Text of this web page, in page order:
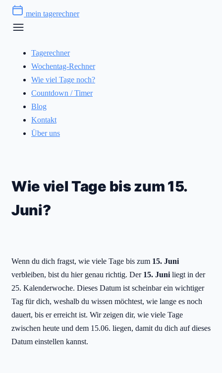
Zum
Inhalt
mein tagerechner
Tagerechner
Wochentag-Rechner
Wie viel Tage noch?
Countdown / Timer
Blog
Kontakt
Über uns
Wie viel Tage bis zum 15.
Juni?
Wenn du dich fragst, wie viele Tage bis zum 15. Juni
verbleiben, bist du hier genau richtig. Der 15. Juni liegt in der
25. Kalenderwoche. Dieses Datum ist scheinbar ein wichtiger
Tag für dich, weshalb du wissen möchtest, wie lange es noch
dauert, bis er erreicht ist. Wir zeigen dir, wie viele Tage
zwischen heute und dem 15.06. liegen, damit du dich auf dieses
Datum einstellen kannst.